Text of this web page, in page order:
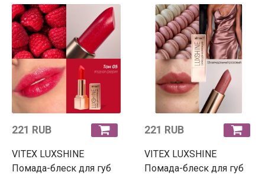
221 RUB
VITEX LUXSHINE
Помада-блеск для губ
221 RUB
VITEX LUXSHINE
Помада-блеск для губ